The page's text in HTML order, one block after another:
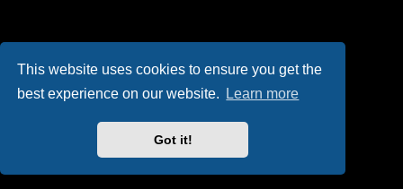
This website uses cookies to ensure you get the
best experience on our website.
Learn more
Got it!